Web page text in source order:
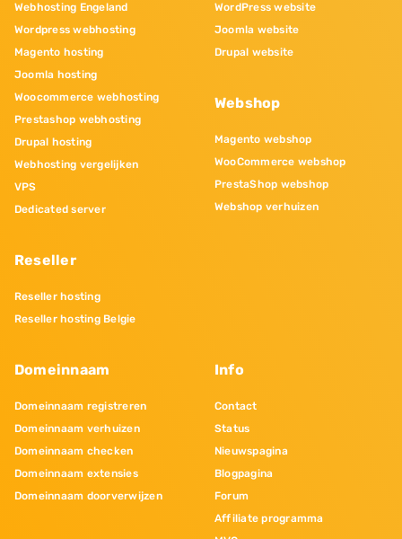
Webhosting Engeland
Wordpress webhosting
Magento hosting
Joomla hosting
Woocommerce webhosting
Prestashop webhosting
Drupal hosting
Webhosting vergelijken
VPS
Dedicated server
Reseller
Reseller hosting
Reseller hosting Belgie
WordPress website
Joomla website
Drupal website
Webshop
Magento webshop
WooCommerce webshop
PrestaShop webshop
Webshop verhuizen
Domeinnaam
Domeinnaam registreren
Domeinnaam verhuizen
Domeinnaam checken
Domeinnaam extensies
Domeinnaam doorverwijzen
Info
Contact
Status
Nieuwspagina
Blogpagina
Forum
Affiliate programma